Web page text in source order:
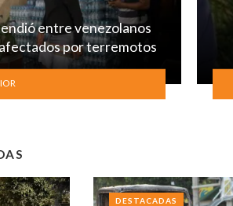
entre venezolanos
por terremotos
DESTACADAS